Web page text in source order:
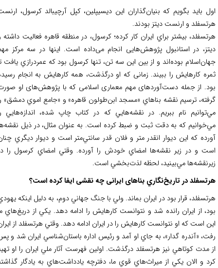
باید بگویم که بنیان‌گذاران اين ديسيپلين، كپل آرچيبالد كرسول، ارنست
و ارنست ديتز بودند.
بيشتر براي ايران كار كرده؛ كرسول، در منطقه قاهره فعاليت داشته و
در استانبول پژوهش‌هایی انجام می‌داده است. اينها در سه مركز مهم
بوده‌اند و از بين اين سه تن، تنها كرسول بود كه عمردرازي يافت تا
كارهايش را ببيند. زمانی كه او درگذشت، همه كارهايش به انجام رسيده
از جمله دست‌آوردهای مهم معماری اسلامی که با پژوهش‌های او صورت
ترسیم نقشه بناهاي «مسجد ابن‌طولون قاهره» و «جامع اموي دمشق» را
نام ببريم. در نقشه‌هايي كه در كتاب چاپ شده، اندازه‌هايي را
كه به دقت ثبت و ضبط كرده است. به عنوان مثال، در ذيل نقشه‌ها
كه اين ديوار انقدر متر و فلان قدر سانتي‌متر است و ديوار ديگري چنان
و در زير نقشه‌ها امضاي خودش را آورده. وقتي امضاي كرسول را در
مي‌بينيد، لحظه لذت‌بخشي است.
در تاريخ‌نگاري بناهای ایرانی چه نقشی ایفا کرده است؟
قرار بود در ايران بماند. ولي با جنگ جهاني دوم، به دليل اينكه يهودي
از ايران رانده شد و نتوانست كارهايش را ادامه دهد. يكي از دريغ‌هاي ما
است كه او نتوانست كارهايش را در ايران ادامه دهد. وقتي هرتسفلد از ايران
«آندره گدار»، به جاي او آمد و رئيس اداره باستان‌شناسي ايران شد و پس
مدت كوتاهي نيز هرتسفلد درگذشت. اولين فهرست آثار ملي ايران را او تهيه
و الان يكي از ميراث‌هاي قوي ما، دفترچه يادداشت‌هاي به يادگار گذاشته